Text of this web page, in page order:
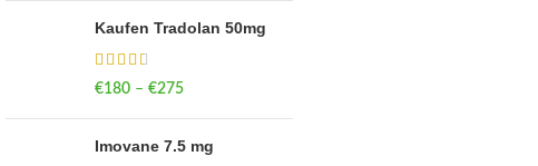
Kaufen Tradolan 50mg
€180 – €275Price range: €180
Imovane 7.5 mg